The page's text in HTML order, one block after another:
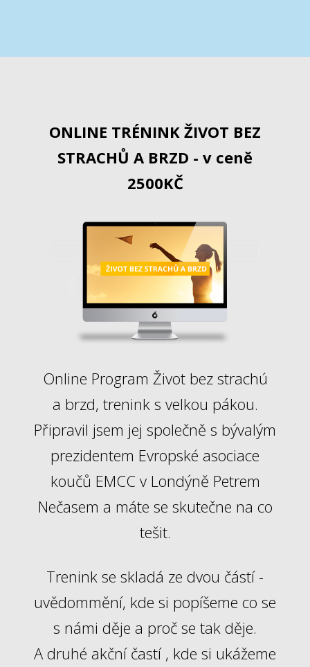
ONLINE TRÉNINK ŽIVOT BEZ
STRACHŮ A BRZD - v ceně
2500KČ
Online Program Život bez strachú
a brzd, trenink s velkou pákou.
Připravil jsem jej společně s bývalým
prezidentem Evropské asociace
koučů EMCC v Londýně Petrem
Nečasem a máte se skutečne na co
tešit.
Trenink se skladá ze dvou částí -
uvědommění, kde si popíšeme co se
s námi děje a proč se tak děje.
A druhé akční častí , kde si ukážeme